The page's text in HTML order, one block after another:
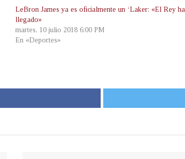
LeBron James ya es oficialmente un ‘Laker: «El Rey ha
llegado»
martes, 10 julio 2018 6:00 PM
En «Deportes»